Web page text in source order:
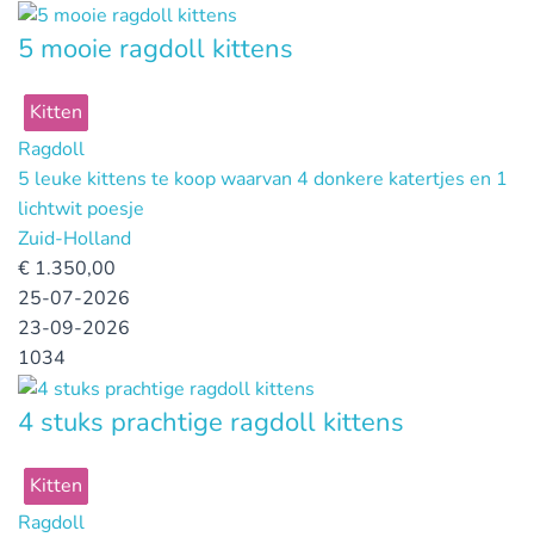
5 mooie ragdoll kittens
Kitten
Ragdoll
5 leuke kittens te koop waarvan 4 donkere katertjes en 1
lichtwit poesje
Zuid-Holland
€ 1.350,00
25-07-2026
23-09-2026
1034
4 stuks prachtige ragdoll kittens
Kitten
Ragdoll